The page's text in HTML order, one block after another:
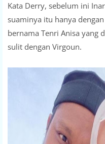
Kata Derry, sebelum ini
suaminya itu hanya
bernama Tenri Anisa yang
sulit dengan Virgoun.